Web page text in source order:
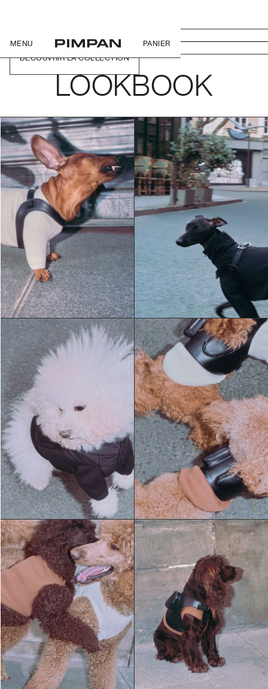
MENU
PANIER
DÉCOUVRIR LA COLLECTION
LOOKBOOK